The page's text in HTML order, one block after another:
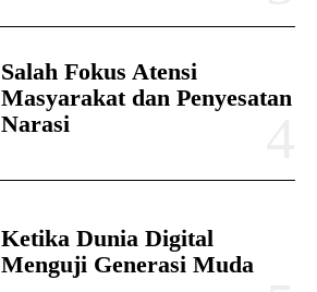
Salah Fokus Atensi
Masyarakat dan Penyesatan
Narasi
Ketika Dunia Digital
Menguji Generasi Muda